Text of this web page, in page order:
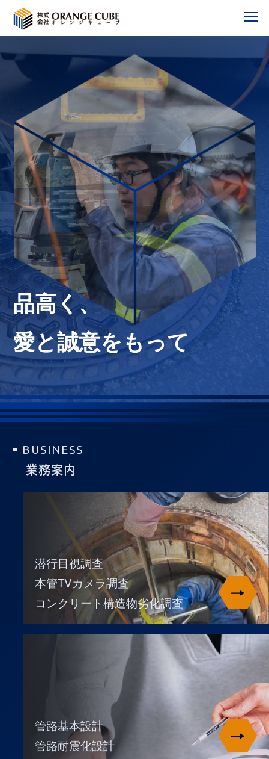
品高く、
愛と誠意をもって
BUSINESS
業務案内
潜行目視調査
本管TVカメラ調査
コンクリート構造物劣化調査
管路基本設計
管路耐震化設計